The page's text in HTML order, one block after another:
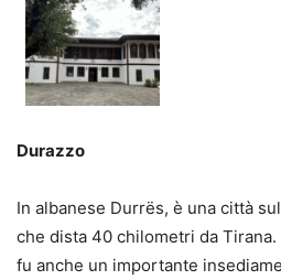
Durazzo
In albanese Durrës, è una città
che dista 40 chilometri da
fu anche un importante